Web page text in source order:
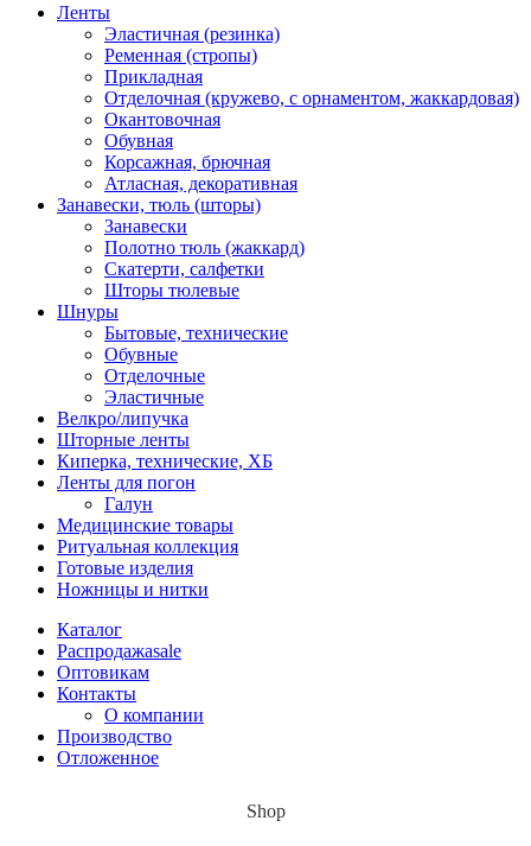
Ленты
Эластичная (резинка)
Ременная (стропы)
Прикладная
Отделочная (кружево, с орнаментом, жаккардовая)
Окантовочная
Обувная
Корсажная, брючная
Атласная, декоративная
Занавески, тюль (шторы)
Занавески
Полотно тюль (жаккард)
Скатерти, салфетки
Шторы тюлевые
Шнуры
Бытовые, технические
Обувные
Отделочные
Эластичные
Велкро/липучка
Шторные ленты
Киперка, технические, ХБ
Ленты для погон
Галун
Медицинские товары
Ритуальная коллекция
Готовые изделия
Ножницы и нитки
Каталог
Распродажаsale
Оптовикам
Контакты
О компании
Производство
Отложенное
Shop